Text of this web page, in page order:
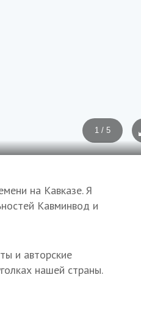
1 / 5
на Кавказе. Я
Кавминвод и
и авторские
нашей страны.